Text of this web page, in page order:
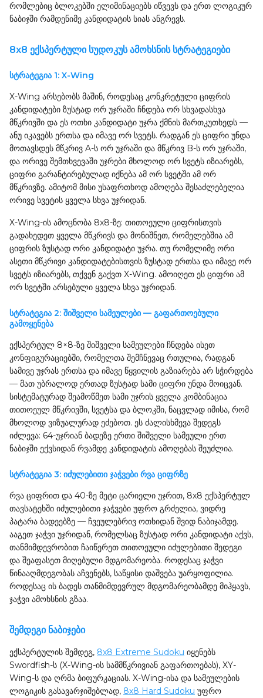
რომლებიც ბლოკებში ელიმინაციებს იწვევს და ერთ ლოგიკურ
ნაბიჯში რამდენიმე კანდიდატის სიას ანგრევს.
8x8 ექსპერტული სუდოკუს ამოხსნის სტრატეგიები
სტრატეგია 1: X-Wing
X-Wing არსებობს მაშინ, როდესაც კონკრეტული ციფრის
კანდიდატები ზუსტად ორ უჯრაში ჩნდება ორ სხვადასხვა
მწკრივში და ეს ოთხი კანდიდატი უჯრა ქმნის მართკუთხედს —
ანუ იკავებს ერთსა და იმავე ორ სვეტს. რადგან ეს ციფრი უნდა
მოთავსდეს მწკრივ A-ს ორ უჯრაში და მწკრივ B-ს ორ უჯრაში,
და ორივე შემთხვევაში უჯრები მხოლოდ ორ სვეტს იზიარებს,
ციფრი გარანტირებულად იქნება ამ ორ სვეტში ამ ორ
მწკრივზე. ამიტომ მისი უსაფრთხოდ ამოღება შესაძლებელია
ორივე სვეტის ყველა სხვა უჯრიდან.
X-Wing-ის ამოცნობა 8x8-ზე: თითოეული ციფრისთვის
გადახედეთ ყველა მწკრივს და მონიშნეთ, რომელებშია ამ
ციფრის ზუსტად ორი კანდიდატი უჯრა. თუ რომელიმე ორი
ასეთი მწკრივი კანდიდატებისთვის ზუსტად ერთსა და იმავე ორ
სვეტს იზიარებს, თქვენ გაქვთ X-Wing. ამოიღეთ ეს ციფრი ამ
ორ სვეტში არსებული ყველა სხვა უჯრიდან.
სტრატეგია 2: შიშველი სამეულები — გაფართოებული
გამოყენება
ექსპერტულ 8×8-ზე შიშველი სამეულები ჩნდება ისეთ
კონფიგურაციებში, რომელთა შემჩნევაც რთულია, რადგან
სამივე უჯრას ერთსა და იმავე წყვილის გაზიარება არ სჭირდება
— მათ უბრალოდ ერთად ზუსტად სამი ციფრი უნდა მოიცვან.
სისტემატურად შეამოწმეთ სამი უჯრის ყველა კომბინაცია
თითოეულ მწკრივში, სვეტსა და ბლოკში, ნაცვლად იმისა, რომ
მხოლოდ ვიზუალურად ეძებოთ. ეს ძალისხმევა შედეგს
იძლევა: 64-უჯრიან ბადეზე ერთი შიშველი სამეული ერთ
ნაბიჯში ექვსიდან რვამდე კანდიდატის ამოღებას შეუძლია.
სტრატეგია 3: იძულებითი ჯაჭვები რვა ციფრზე
რვა ციფრით და 40-ზე მეტი ცარიელი უჯრით, 8x8 ექსპერტულ
თავსატეხში იძულებითი ჯაჭვები უფრო გრძელია, ვიდრე
პატარა ბადეებზე — ჩვეულებრივ ოთხიდან შვიდ ნაბიჯამდე.
ააგეთ ჯაჭვი უჯრიდან, რომელსაც ზუსტად ორი კანდიდატი აქვს,
თანმიმდევრობით ჩაიწერეთ თითოეული იძულებითი შედეგი
და შეაფასეთ მიღებული მდგომარეობა. როდესაც ჯაჭვი
წინააღმდეგობას აჩვენებს, საწყისი დაშვება უარყოფილია.
როდესაც ის ბადეს თანმიმდევრულ მდგომარეობამდე მიჰყავს,
ჯაჭვი ამოხსნის გზაა.
შემდეგი ნაბიჯები
ექსპერტულის შემდეგ, 8x8 Extreme Sudoku იყენებს
Swordfish-ს (X-Wing-ის სამმწკრივიან გაფართოებას), XY-
Wing-ს და ღრმა ბიფურკაციას. X-Wing-ისა და სამეულების
ლოგიკის გასავარჯიშებლად, 8x8 Hard Sudoku უფრო